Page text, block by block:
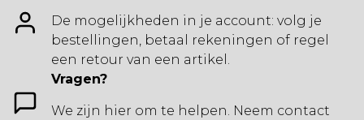
De mogelijkheden in je account: volg je
bestellingen, betaal rekeningen of regel
een retour van een artikel.
Vragen?
We zijn hier om te helpen. Neem contact